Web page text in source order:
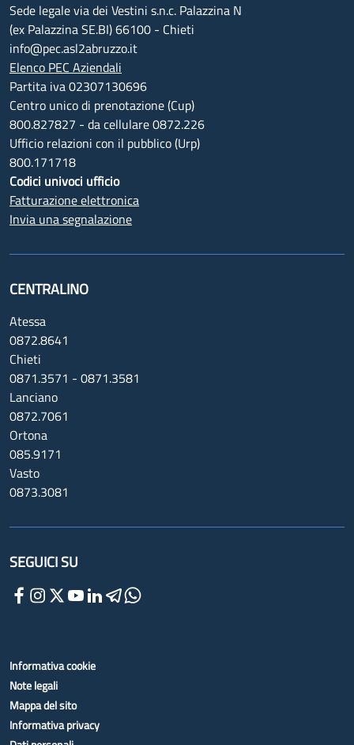
Sede legale via dei Vestini s.n.c. Palazzina N
(ex Palazzina SE.BI) 66100 - Chieti
info@pec.asl2abruzzo.it
Elenco PEC Aziendali
Partita iva 02307130696
Centro unico di prenotazione (Cup)
800.827827 - da cellulare 0872.226
Ufficio relazioni con il pubblico (Urp)
800.171718
Codici univoci ufficio
Fatturazione elettronica
Invia una segnalazione
CENTRALINO
Atessa
0872.8641
Chieti
0871.3571 - 0871.3581
Lanciano
0872.7061
Ortona
085.9171
Vasto
0873.3081
SEGUICI SU
Informativa cookie
Note legali
Mappa del sito
Informativa privacy